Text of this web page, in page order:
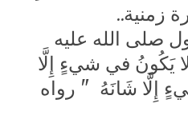
زمنية..
صلى الله عليه
يَكُونُ في شيءٍ إِلَّا
إِلَّا شَانَهُ" رواه